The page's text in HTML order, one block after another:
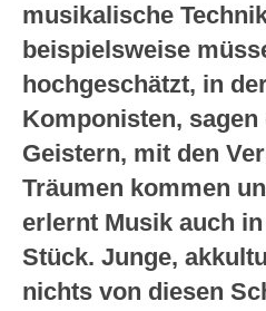
musikalische
beispielsweise
hochgeschätzt, in
Komponisten,
Geistern, mit den
Träumen kommen
erlernt Musik auch
Stück. Junge,
nichts von diesen